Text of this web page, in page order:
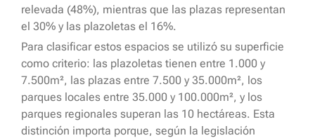
relevada (48%), mientras que las plazas representan
el 30% y las plazoletas el 16%.
Para clasificar estos espacios se utilizó su superficie
como criterio: las plazoletas tienen entre 1.000 y
7.500m², las plazas entre 7.500 y 35.000m², los
parques locales entre 35.000 y 100.000m², y los
parques regionales superan las 10 hectáreas. Esta
distinción importa porque, según la legislación